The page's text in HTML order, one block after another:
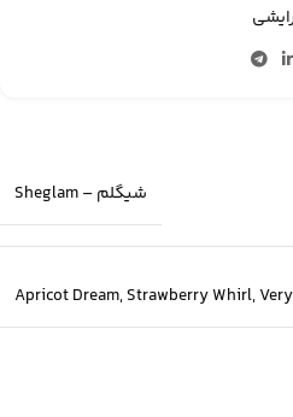
شیگلم – Sheglam
Apricot Dream,Strawberry Whirl,